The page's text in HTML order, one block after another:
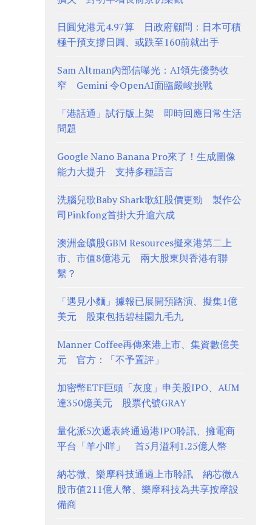
日圓兌港元4.97算 日政府顧問：日本可積
極干預支撐日圓、或跌至160前就出手
Sam Altman內部信曝光：AI領先優勢收
窄 Gemini 令OpenAI面臨嚴峻挑戰
「港話通」試行版上架 即時回應日常生活
問題
Google Nano Banana Pro來了！生成圖像
能力大提升 支持多種語言
洗腦兒歌Baby Shark歌紅股價更勁 製作公
司Pinkfong首掛大升逾六成
澳洲金礦股GBM Resources擬來港第二上
市、市值8億港元 兩大股東與香港有聯
繫？
「遇見小麵」據報已展開預路演、擬集1億
美元 股東包括碧桂園九毛九
Manner Coffee再傳來港上市、集資數億美
元 官方：「不予置評」
加密幣ETF巨頭「灰度」申美股IPO、AUM
達350億美元 股票代號GRAY
量化派5次遞表終通過港IPO聆訊、擁電商
平台「羊小咩」 首5月溢利1.25億人幣
納芯微、樂摩科技通過上市聆訊 納芯微A
股市值211億人幣、樂摩科技為共享按摩設
備商